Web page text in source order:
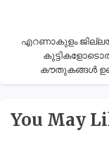
എറണാകുളം
കുട്ടികളോടൊത്ത്
കൗതുകങ്ങൾ
You May